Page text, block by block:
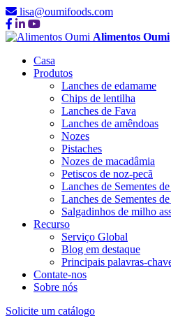
lisa@oumifoods.com
Alimentos Oumi
Casa
Produtos
Lanches de edamame
Chips de lentilha
Lanches de Fava
Lanches de amêndoas
Nozes
Pistaches
Nozes de macadâmia
Petiscos de noz-pecã
Lanches de Sementes
Lanches de Sementes
Salgadinhos de milho
Recurso
Serviço Global
Blog em destaque
Principais palavras-
Contate-nos
Sobre nós
Solicite um catálogo